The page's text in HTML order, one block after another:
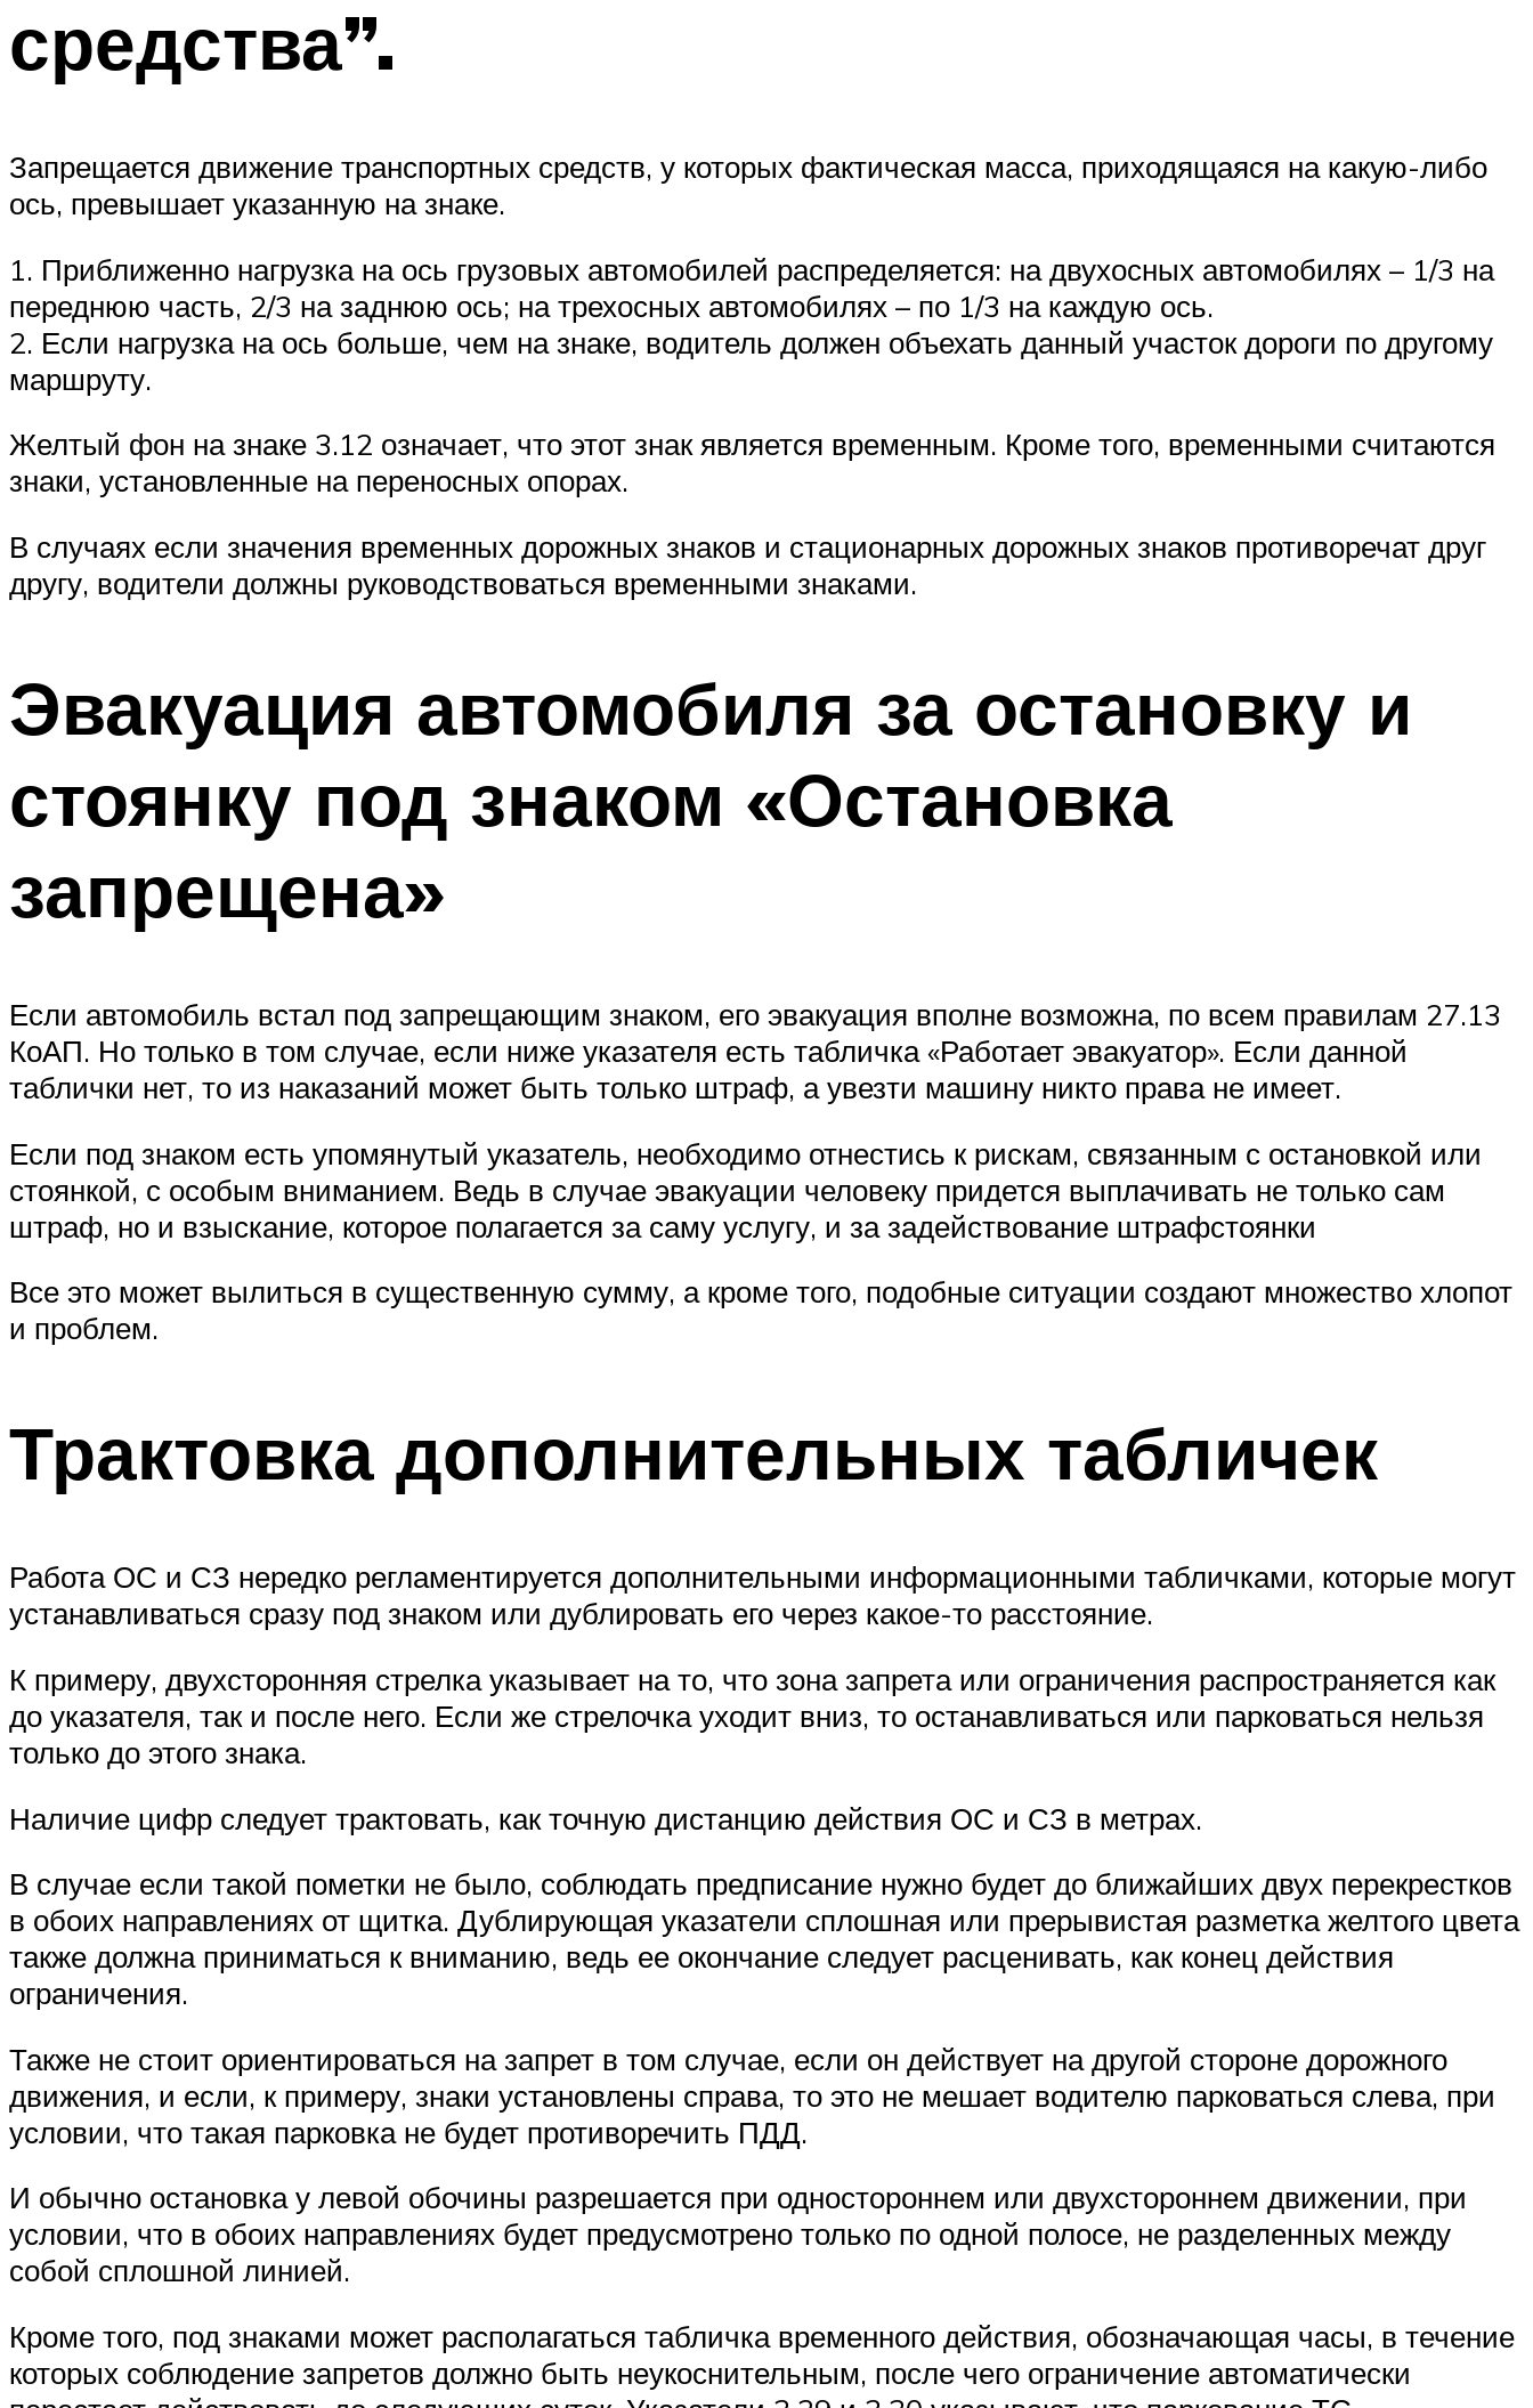
средства”.
Запрещается движение транспортных средств, у которых фактическая масса, приходящаяся на какую-либо
ось, превышает указанную на знаке.
1. Приближенно нагрузка на ось грузовых автомобилей распределяется: на двухосных автомобилях – 1/3 на
переднюю часть, 2/3 на заднюю ось; на трехосных автомобилях – по 1/3 на каждую ось.
2. Если нагрузка на ось больше, чем на знаке, водитель должен объехать данный участок дороги по другому
маршруту.
Желтый фон на знаке 3.12 означает, что этот знак является временным. Кроме того, временными считаются
знаки, установленные на переносных опорах.
В случаях если значения временных дорожных знаков и стационарных дорожных знаков противоречат друг
другу, водители должны руководствоваться временными знаками.
Эвакуация автомобиля за остановку и
стоянку под знаком «Остановка
запрещена»
Если автомобиль встал под запрещающим знаком, его эвакуация вполне возможна, по всем правилам 27.13
КоАП. Но только в том случае, если ниже указателя есть табличка «Работает эвакуатор». Если данной
таблички нет, то из наказаний может быть только штраф, а увезти машину никто права не имеет.
Если под знаком есть упомянутый указатель, необходимо отнестись к рискам, связанным с остановкой или
стоянкой, с особым вниманием. Ведь в случае эвакуации человеку придется выплачивать не только сам
штраф, но и взыскание, которое полагается за саму услугу, и за задействование штрафстоянки
Все это может вылиться в существенную сумму, а кроме того, подобные ситуации создают множество хлопот
и проблем.
Трактовка дополнительных табличек
Работа ОС и СЗ нередко регламентируется дополнительными информационными табличками, которые могут
устанавливаться сразу под знаком или дублировать его через какое-то расстояние.
К примеру, двухсторонняя стрелка указывает на то, что зона запрета или ограничения распространяется как
до указателя, так и после него. Если же стрелочка уходит вниз, то останавливаться или парковаться нельзя
только до этого знака.
Наличие цифр следует трактовать, как точную дистанцию действия ОС и СЗ в метрах.
В случае если такой пометки не было, соблюдать предписание нужно будет до ближайших двух перекрестков
в обоих направлениях от щитка. Дублирующая указатели сплошная или прерывистая разметка желтого цвета
также должна приниматься к вниманию, ведь ее окончание следует расценивать, как конец действия
ограничения.
Также не стоит ориентироваться на запрет в том случае, если он действует на другой стороне дорожного
движения, и если, к примеру, знаки установлены справа, то это не мешает водителю парковаться слева, при
условии, что такая парковка не будет противоречить ПДД.
И обычно остановка у левой обочины разрешается при одностороннем или двухстороннем движении, при
условии, что в обоих направлениях будет предусмотрено только по одной полосе, не разделенных между
собой сплошной линией.
Кроме того, под знаками может располагаться табличка временного действия, обозначающая часы, в течение
которых соблюдение запретов должно быть неукоснительным, после чего ограничение автоматически